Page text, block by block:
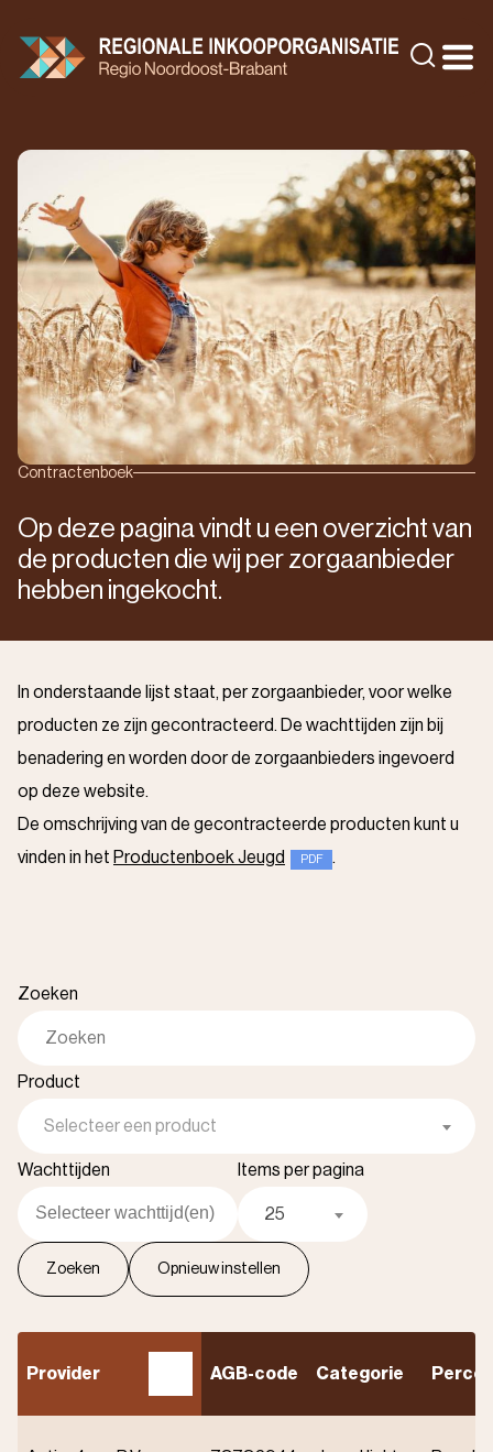
naar
inhoud
Contractenboek
Op deze pagina vindt u een overzicht van
de producten die wij per zorgaanbieder
hebben ingekocht.
In onderstaande lijst staat, per zorgaanbieder, voor welke
producten ze zijn gecontracteerd. De wachttijden zijn bij
benadering en worden door de zorgaanbieders ingevoerd
op deze website.
De omschrijving van de gecontracteerde producten kunt u
vinden in het Productenboek Jeugd .
Zoeken
Product
Selecteer een product
Wachttijden Items per pagina
25
Provider A
f
l
o
p
e
n
d
s
o
r
t
e
r
e nAGB-code Categorie